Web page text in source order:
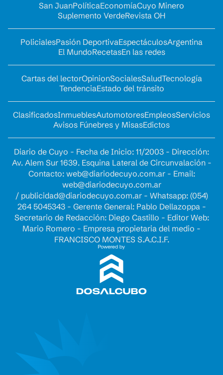
San JuanPolíticaEconomíaCuyo Minero
Suplemento VerdeRevista OH
PolicialesPasión DeportivaEspectáculosArgentina
El MundoRecetasEn las redes
Cartas del lectorOpinionSocialesSaludTecnología
TendenciaEstado del tránsito
ClasificadosInmueblesAutomotoresEmpleosServicios
Avisos Fúnebres y MisasEdictos
Diario de Cuyo - Fecha de Inicio: 11/2003 - Dirección:
Av. Alem Sur 1639. Esquina Lateral de Circunvalación -
Contacto: web@diariodecuyo.com.ar- Email:
web@diariodecuyo.com.ar
/ publicidad@diariodecuyo.com.ar- Whatsapp: (054)
264 5045343 - Gerente General: Pablo Dellazoppa -
Secretario de Redacción: Diego Castillo - Editor Web:
Mario Romero - Empresa propietaria del medio -
FRANCISCO MONTES S.A.C.I.F.